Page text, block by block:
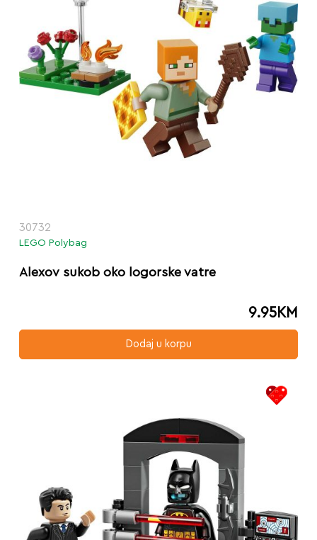
30732
LEGO Polybag
Alexov sukob oko logorske vatre
9.95KM
Dodaj u korpu